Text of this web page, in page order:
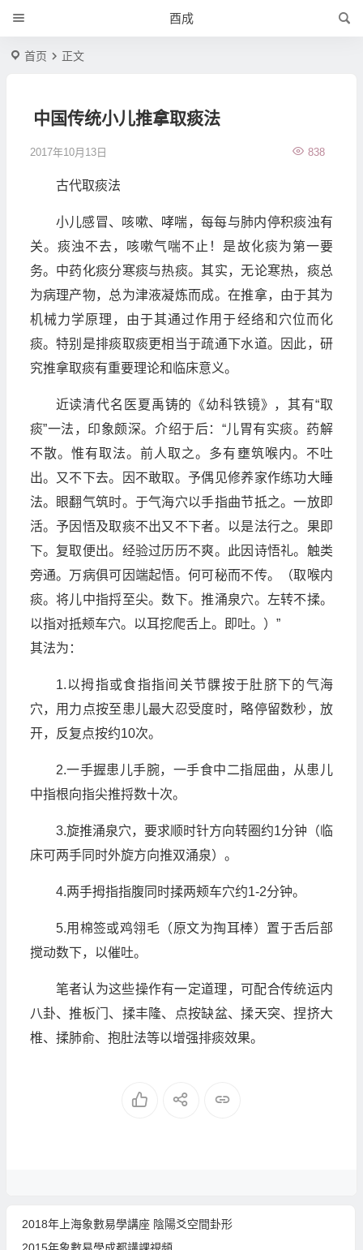
酉成
首页 正文
中国传统小儿推拿取痰法
2017年10月13日 838
古代取痰法
小儿感冒、咳嗽、哮喘，每每与肺内停积痰浊有
关。痰浊不去，咳嗽气喘不止！是故化痰为第一要
务。中药化痰分寒痰与热痰。其实，无论寒热，痰总
为病理产物，总为津液凝炼而成。在推拿，由于其为
机械力学原理，由于其通过作用于经络和穴位而化
痰。特别是排痰取痰更相当于疏通下水道。因此，研
究推拿取痰有重要理论和临床意义。
近读清代名医夏禹铸的《幼科铁镜》，其有“取
痰”一法，印象颇深。介绍于后：“儿胃有实痰。药解
不散。惟有取法。前人取之。多有壅筑喉内。不吐
出。又不下去。因不敢取。予偶见修养家作练功大睡
法。眼翻气筑时。于气海穴以手指曲节抵之。一放即
活。予因悟及取痰不出又不下者。以是法行之。果即
下。复取便出。经验过历历不爽。此因诗悟礼。触类
旁通。万病俱可因端起悟。何可秘而不传。（取喉内
痰。将儿中指捋至尖。数下。推涌泉穴。左转不揉。
以指对抵颊车穴。以耳挖爬舌上。即吐。）”
其法为：
1.以拇指或食指指间关节髁按于肚脐下的气海
穴，用力点按至患儿最大忍受度时，略停留数秒，放
开，反复点按约10次。
2.一手握患儿手腕，一手食中二指屈曲，从患儿
中指根向指尖推捋数十次。
3.旋推涌泉穴，要求顺时针方向转圈约1分钟（临
床可两手同时外旋方向推双涌泉）。
4.两手拇指指腹同时揉两颊车穴约1-2分钟。
5.用棉签或鸡翎毛（原文为掏耳棒）置于舌后部
搅动数下，以催吐。
笔者认为这些操作有一定道理，可配合传统运内
八卦、推板门、揉丰隆、点按缺盆、揉天突、捏挤大
椎、揉肺俞、抱肚法等以增强排痰效果。
2018年上海象數易學講座 陰陽爻空間卦形